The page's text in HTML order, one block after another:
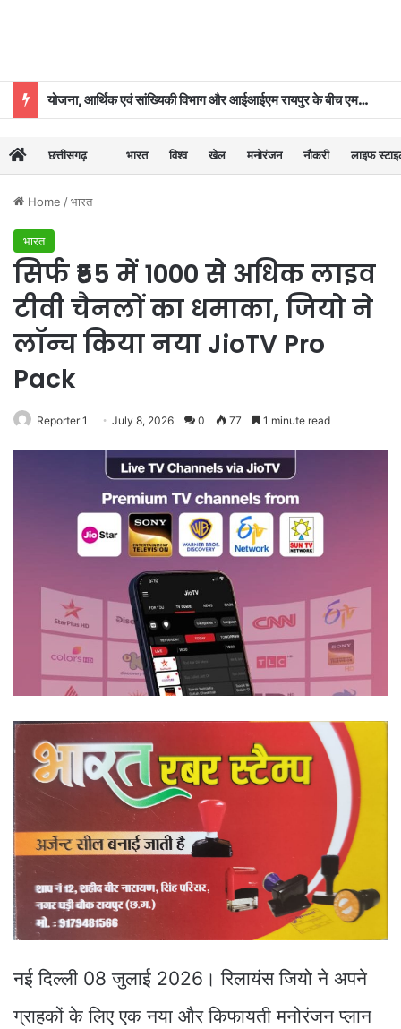
योजना, आर्थिक एवं सांख्यिकी विभाग और आईआईएम रायपुर के बीच एमओयू
छत्तीसगढ़ भारत विश्व खेल मनोरंजन नौकरी लाइफ
Home /भारत
भारत
सिर्फ ₹55 में 1000 से अधिक लाइव
टीवी चैनलों का धमाका, जियो ने
लॉन्च किया नया JioTV Pro
Pack
Reporter 1 July 8, 2026 0 77 1 minute read
नई दिल्ली 08 जुलाई 2026। रिलायंस जियो ने अपने
ग्राहकों के लिए एक नया और किफायती मनोरंजन प्लान